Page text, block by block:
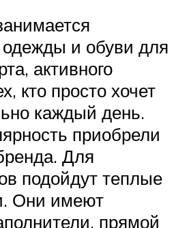
и обуви для
активного
кто просто хочет
каждый день.
приобрели
Для
подойдут теплые
Они имеют
прямой